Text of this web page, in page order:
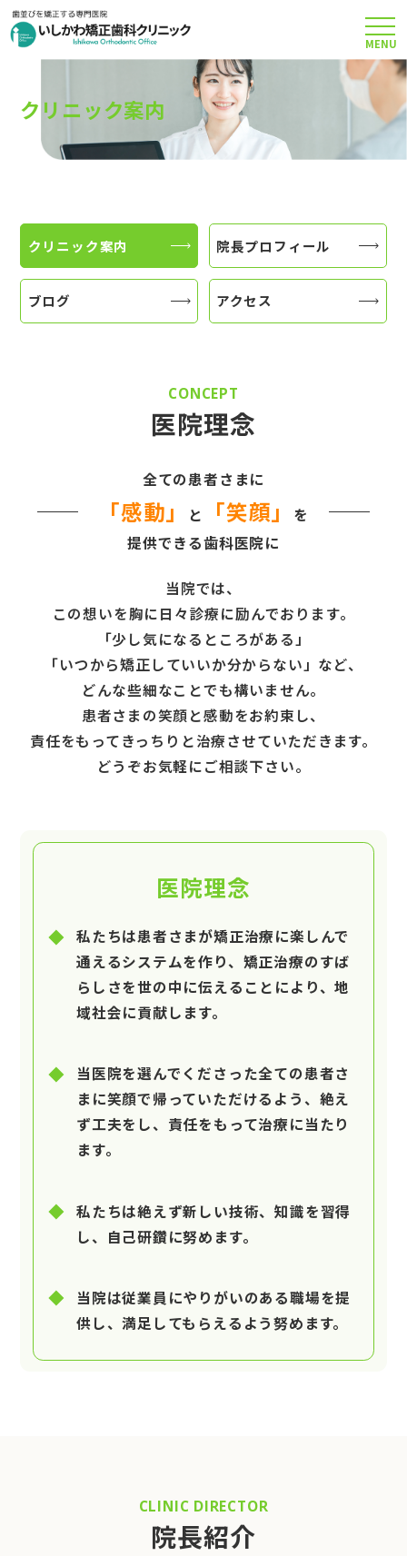
TOP
矯正治療について
当院のこだわり
費用について
Q＆A
アクセス
完全
予約制
0120-695-578
06-6955-7100
[診療時間]10:00～13:00／15:00～20:00
休診日
月・木・日祝
※日曜は不定期で診療してい
MENU
クリニック案内
クリニック案内 院長プロフィール
ブログ アクセス
CONCEPT
医院理念
全ての患者さまに
「感動」 と 「笑顔」
を
提供できる歯科医院に
当院では、
この想いを胸に日々診療に励んでおります。
「少し気になるところがある」
「いつから矯正していいか分からない」など、
どんな些細なことでも構いません。
患者さまの笑顔と感動をお約束し、
責任をもってきっちりと治療させていただきます。
どうぞお気軽にご相談下さい。
医院理念
私たちは患者さまが矯正治療に楽しんで
通えるシステムを作り、矯正治療のすば
らしさを世の中に伝えることにより、地
域社会に貢献します。
当医院を選んでくださった全ての患者さ
まに笑顔で帰っていただけるよう、絶え
ず工夫をし、責任をもって治療に当たり
ます。
私たちは絶えず新しい技術、知識を習得
し、自己研鑽に努めます。
当院は従業員にやりがいのある職場を提
供し、満足してもらえるよう努めます。
CLINIC DIRECTOR
院長紹介